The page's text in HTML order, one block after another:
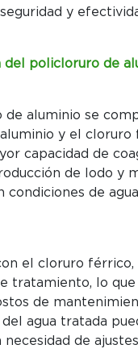
y
del policloruro de
de aluminio se
y el
capacidad de
de lodo y
condiciones de
el cloruro férrico,
tratamiento, lo
de
agua tratada
necesidad de